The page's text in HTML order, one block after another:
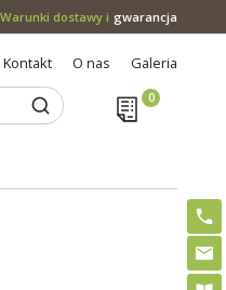
Warunki dostawy i gwarancja
Kontakt O nas Galeria